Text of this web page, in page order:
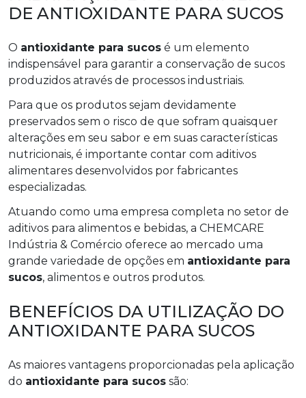
DE ANTIOXIDANTE PARA SUCOS
O antioxidante para sucos é um elemento
indispensável para garantir a conservação de sucos
produzidos através de processos industriais.
Para que os produtos sejam devidamente
preservados sem o risco de que sofram quaisquer
alterações em seu sabor e em suas características
nutricionais, é importante contar com aditivos
alimentares desenvolvidos por fabricantes
especializadas.
Atuando como uma empresa completa no setor de
aditivos para alimentos e bebidas, a CHEMCARE
Indústria & Comércio oferece ao mercado uma
grande variedade de opções em antioxidante para
sucos, alimentos e outros produtos.
BENEFÍCIOS DA UTILIZAÇÃO DO
ANTIOXIDANTE PARA SUCOS
As maiores vantagens proporcionadas pela aplicação
do antioxidante para sucos são: